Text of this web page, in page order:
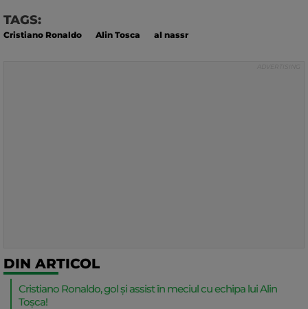
TAGS:
Cristiano Ronaldo Alin Tosca al nassr
DIN ARTICOL
Cristiano Ronaldo, gol și assist în meciul cu echipa lui Alin
Toșca!